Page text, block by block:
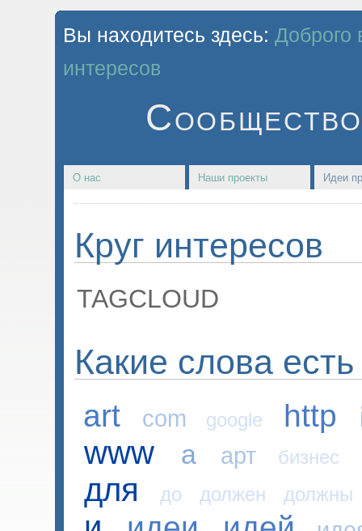
Вы находитесь здесь: Доброго
интересов
О нас Наши проекты Идеи
Круг интересов
TAGCLOUD
Какие слова
art com google http
www а арт бизнес
для до должен должны